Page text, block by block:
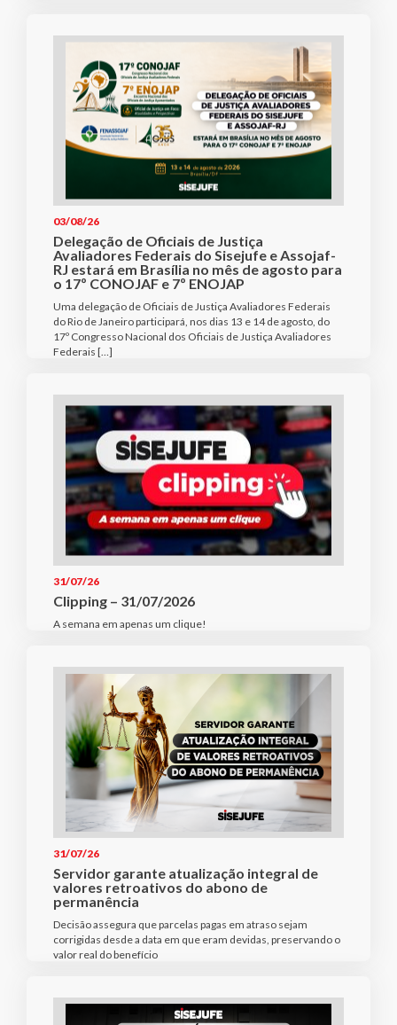
03/08/26
Delegação de Oficiais de Justiça
Avaliadores Federais do Sisejufe e Assojaf-
RJ estará em Brasília no mês de agosto para
o 17º CONOJAF e 7º ENOJAP
Uma delegação de Oficiais de Justiça Avaliadores Federais
do Rio de Janeiro participará, nos dias 13 e 14 de agosto, do
17º Congresso Nacional dos Oficiais de Justiça Avaliadores
Federais […]
31/07/26
Clipping – 31/07/2026
A semana em apenas um clique!
31/07/26
Servidor garante atualização integral de
valores retroativos do abono de
permanência
Decisão assegura que parcelas pagas em atraso sejam
corrigidas desde a data em que eram devidas, preservando o
valor real do benefício